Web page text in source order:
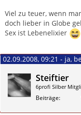
Thai Rita in Basel:
wobei die Saunazeit,
felix der alte Schwabe
Viel zu teuer, wenn
doch lieber in Globe
Sex ist Lebenelixier
02.09.2008, 09:21 - ja,
Steiftier
6profi Silber
Beiträge